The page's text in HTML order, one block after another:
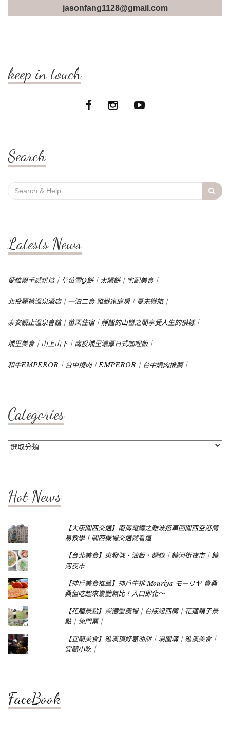
jasonfang1128@gmail.com
keep in touch
Search
Search
for:
Latests News
愛維爾手感烘培｜草莓雪Q餅｜太陽餅｜宅配美食｜
北投麗禧溫泉酒店｜一泊二食 雅緻家庭房｜夏末微旅｜
泰安觀止溫泉會館｜苗栗住宿｜靜謐的山巒之間享受人生的模樣｜
埔里美食｜山上山下｜南投埔里濃厚日式咖哩飯｜
和牛EMPEROR｜台中燒肉｜EMPEROR｜台中燒肉推薦｜
Categories
Categories
Hot News
【大阪關西交通】南海電鐵之難波搭車回關西空港簡
易教學！關西機場交通就看這
【台北美食】東發號‧油飯、麵線｜饒河街夜市｜饒
河夜市
【神戶美食推薦】神戶牛排 Mouriya モーリヤ 貴桑
桑但吃起來驚艷無比！入口即化～
【花蓮景點】崇德瑩農場｜台版紐西蘭｜花蓮親子景
點｜免門票｜
【宜蘭美食】礁溪頂好蔥油餅｜湯圍溝｜礁溪美食｜
宜蘭小吃｜
FaceBook